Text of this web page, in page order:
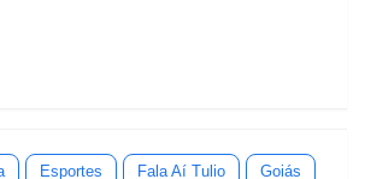
Esportes Fala Aí Tulio Goiás